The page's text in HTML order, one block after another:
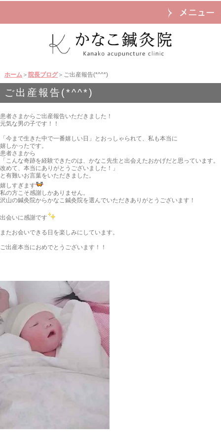
ホーム＞ 院長ブログ＞ご出産報告(*^^*)
ご出産報告(*^^*)
患者さまからご出産報告いただきました！
元気な男の子です！！
「今まで生きた中で一番嬉しい日」とおっしゃられて、私も本当に
嬉しかったです。
患者さまから
「こんな奇跡を経験できたのは、かなこ先生と出会えたおかげだと思っています。
改めて、本当にありがとうございました！」
と有難いお言葉をいただきました。
嬉しすぎます
私の方こそ感謝しかありません。
沢山の鍼灸院からかなこ鍼灸院を選んでいただきありがとうございます！
出会いに感謝です
またお会いできる日を楽しみにしています。
ご出産本当におめでとうございます！！